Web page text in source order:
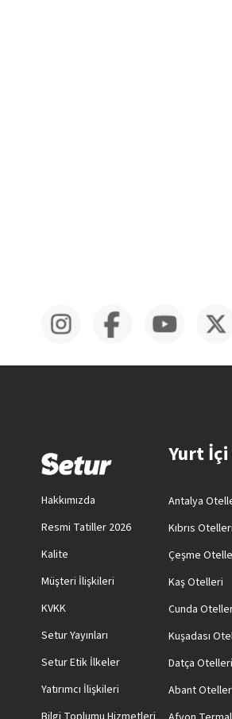
Hakkımızda
Resmi Tatiller 2026
Kalite
Müşteri İlişkileri
KVKK
Setur Yayınları
Setur Etik İlkeler
Yatırımcı İlişkileri
Yurt
Antalya
Kıbrıs Otelleri
Çeşme
Kaş Otelleri
Cunda
Kuşadası
Datça Otelleri
Abant